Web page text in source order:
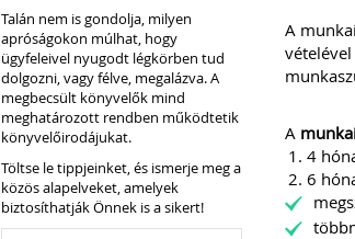
A
A
4
6
Talán nem is gondolja, milyen
apróságokon múlhat, hogy
ügyfeleivel nyugodt légkörben tud
dolgozni, vagy félve, megalázva. A
megbecsült könyvelők mind
meghatározott rendben működtetik
könyvelőirodájukat.
Töltse le tippjeinket, és ismerje meg a
közös alapelveket, amelyek
biztosíthatják Önnek is a sikert!